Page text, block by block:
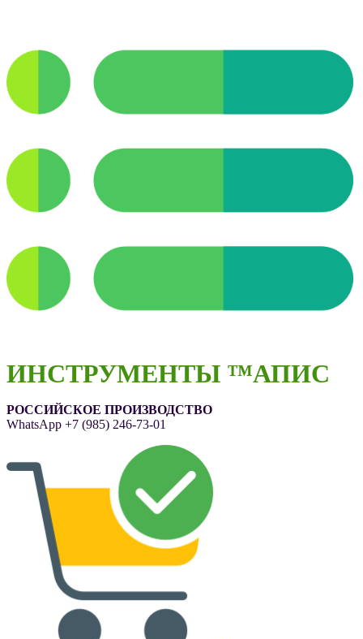
ИНСТРУМЕНТЫ ™АПИС
РОССИЙСКОЕ ПРОИЗВОДСТВО
WhatsApp +7 (985) 246-73-01